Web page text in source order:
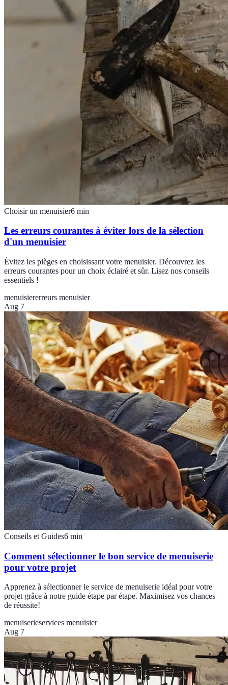
Choisir un menuisier6 min
Les erreurs courantes à éviter lors de la sélection
d'un menuisier
Évitez les pièges en choisissant votre menuisier. Découvrez les
erreurs courantes pour un choix éclairé et sûr. Lisez nos conseils
essentiels !
menuisiererreurs menuisier
Aug 7
Conseils et Guides6 min
Comment sélectionner le bon service de menuiserie
pour votre projet
Apprenez à sélectionner le service de menuiserie idéal pour votre
projet grâce à notre guide étape par étape. Maximisez vos chances
de réussite!
menuiserieservices menuisier
Aug 7